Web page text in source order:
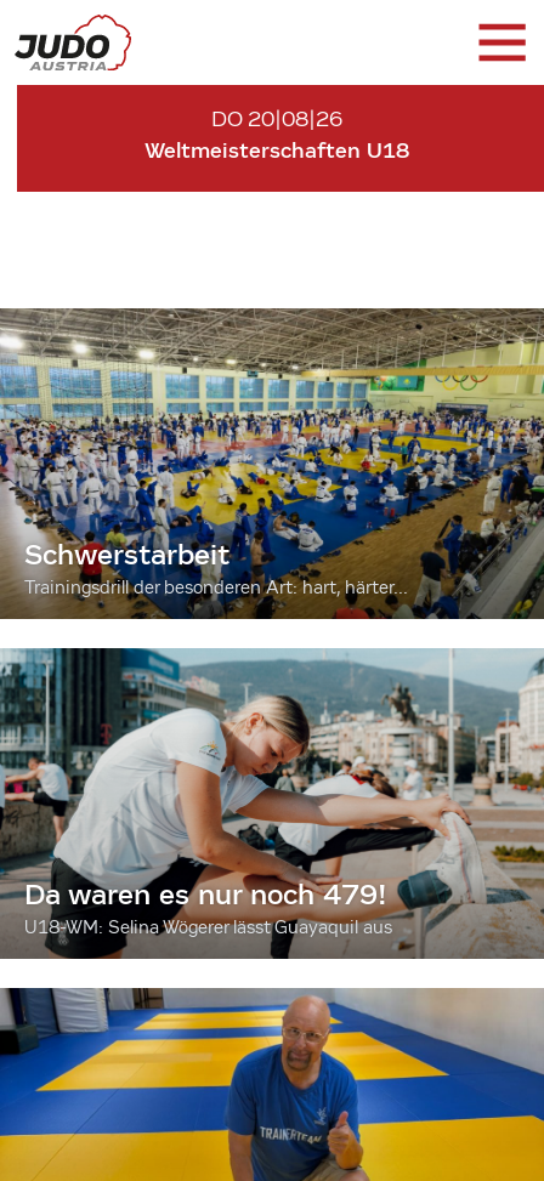
DO 20|08|26
Weltmeisterschaften U18
Schwerstarbeit
Trainingsdrill der besonderen Art: hart, härter...
Da waren es nur noch 479!
U18-WM: Selina Wögerer lässt Guayaquil aus